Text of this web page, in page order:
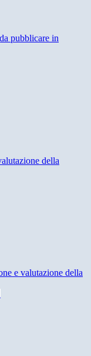
pubblicare in
della
e valutazione della